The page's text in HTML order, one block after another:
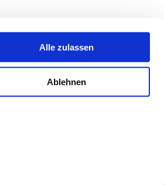
Alle zulassen
Ablehnen
Teilnahmebedingungen